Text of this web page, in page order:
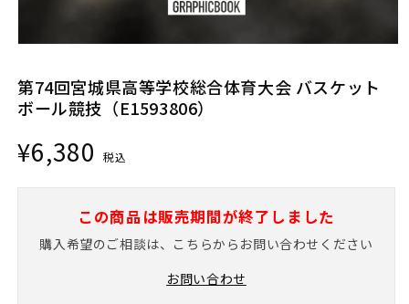
ダ
ル
で
デ
ア
第74回宮城県高等学校総合体育大会 バスケット
ボール競技（E1593806）
通
常
価
¥6,380 税込
この商品は販売期間が終了しました
購入希望のご相談は、こちらからお問い合わせください
お問い合わせ